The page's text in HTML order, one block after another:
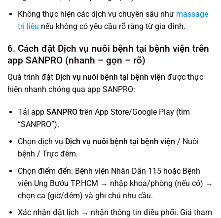
Không thực hiện các dịch vụ chuyên sâu như massage
trị liệu nếu không có yêu cầu rõ ràng từ gia đình.
6. Cách đặt Dịch vụ nuôi bệnh tại bệnh viện trên
app SANPRO (nhanh – gọn – rõ)
Quá trình đặt Dịch vụ nuôi bệnh tại bệnh viện được thực
hiện nhanh chóng qua app SANPRO:
Tải app SANPRO trên App Store/Google Play (tìm
“SANPRO”).
Chọn dịch vụ Dịch vụ nuôi bệnh tại bệnh viện / Nuôi
bệnh / Trực đêm.
Chọn điểm đến: Bệnh viện Nhân Dân 115 hoặc Bệnh
viện Ung Bướu TP.HCM → nhập khoa/phòng (nếu có) →
chọn ca (giờ/đêm) và ghi chú nhu cầu.
Xác nhận đặt lịch → nhận thông tin điều phối. Giá tham